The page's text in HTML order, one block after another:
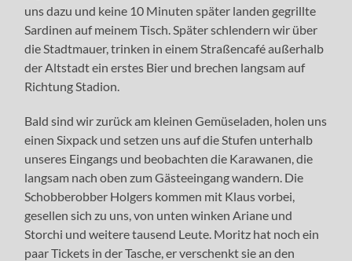
uns dazu und keine 10 Minuten später landen gegrillte
Sardinen auf meinem Tisch. Später schlendern wir über
die Stadtmauer, trinken in einem Straßencafé außerhalb
der Altstadt ein erstes Bier und brechen langsam auf
Richtung Stadion.
Bald sind wir zurück am kleinen Gemüseladen, holen uns
einen Sixpack und setzen uns auf die Stufen unterhalb
unseres Eingangs und beobachten die Karawanen, die
langsam nach oben zum Gästeeingang wandern. Die
Schobberobber Holgers kommen mit Klaus vorbei,
gesellen sich zu uns, von unten winken Ariane und
Storchi und weitere tausend Leute. Moritz hat noch ein
paar Tickets in der Tasche, er verschenkt sie an den